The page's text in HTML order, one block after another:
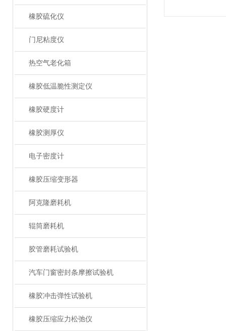
橡胶硫化仪
门尼粘度仪
热空气老化箱
橡胶低温脆性测定仪
橡胶硬度计
橡胶测厚仪
电子密度计
橡胶压缩变形器
阿克隆磨耗机
辊筒磨耗机
胶管磨耗试验机
汽车门窗密封条摩擦试验机
橡胶冲击弹性试验机
橡胶压缩应力松弛仪